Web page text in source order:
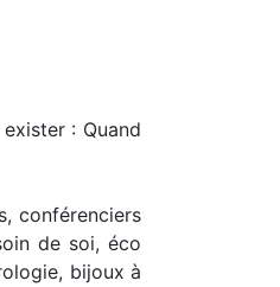
: Quand
conférenciers
de soi, éco
bijoux à